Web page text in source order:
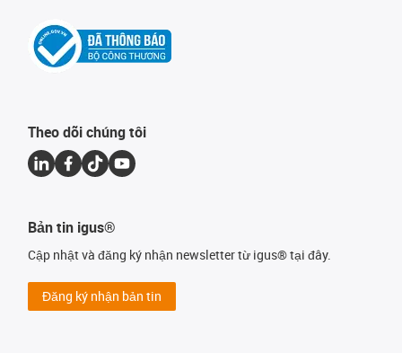
Theo dõi chúng tôi
Bản tin igus®
Cập nhật và đăng ký nhận newsletter từ igus® tại đây.
Đăng ký nhận bản tin